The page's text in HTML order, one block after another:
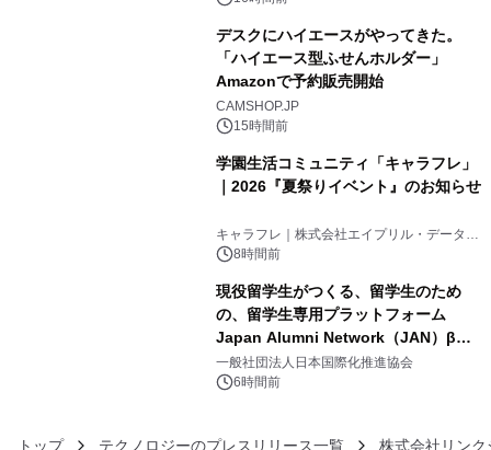
デスクにハイエースがやってきた。
「ハイエース型ふせんホルダー」
Amazonで予約販売開始
CAMSHOP.JP
15時間前
学園生活コミュニティ「キャラフレ」
｜2026『夏祭りイベント』のお知らせ
キャラフレ｜株式会社エイプリル・データ・
デザインズ
8時間前
現役留学生がつくる、留学生のため
の、留学生専用プラットフォーム
Japan Alumni Network（JAN）β版
をリリース
一般社団法人日本国際化推進協会
6時間前
トップ テクノロジーのプレスリリース一覧 株式会社リンク